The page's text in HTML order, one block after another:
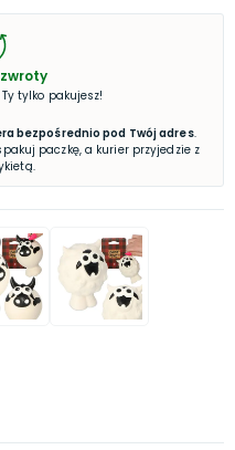
tylko pakujesz!
bezpośrednio pod Twój adres.
paczkę, a kurier przyjedzie z